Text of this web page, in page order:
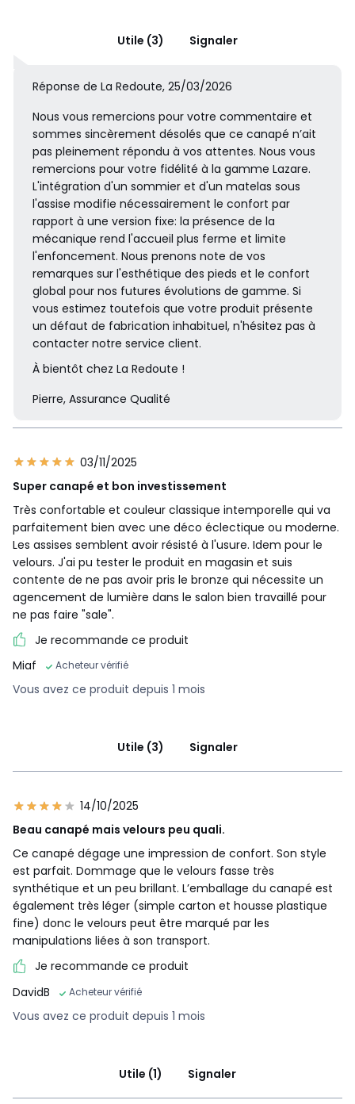
Utile (3) Signaler
Réponse de La Redoute, 25/03/2026
Nous vous remercions pour votre commentaire et
sommes sincèrement désolés que ce canapé n’ait
pas pleinement répondu à vos attentes. Nous vous
remercions pour votre fidélité à la gamme Lazare.
L'intégration d'un sommier et d'un matelas sous
l'assise modifie nécessairement le confort par
rapport à une version fixe: la présence de la
mécanique rend l'accueil plus ferme et limite
l'enfoncement. Nous prenons note de vos
remarques sur l'esthétique des pieds et le confort
global pour nos futures évolutions de gamme. Si
vous estimez toutefois que votre produit présente
un défaut de fabrication inhabituel, n'hésitez pas à
contacter notre service client.
À bientôt chez La Redoute !
Pierre, Assurance Qualité
03/11/2025
Super canapé et bon investissement
Très confortable et couleur classique intemporelle qui va
parfaitement bien avec une déco éclectique ou moderne.
Les assises semblent avoir résisté à l'usure. Idem pour le
velours. J'ai pu tester le produit en magasin et suis
contente de ne pas avoir pris le bronze qui nécessite un
agencement de lumière dans le salon bien travaillé pour
ne pas faire "sale".
Je recommande ce produit
Miaf
Acheteur vérifié
Vous avez ce produit depuis 1 mois
Utile (3) Signaler
14/10/2025
Beau canapé mais velours peu quali.
Ce canapé dégage une impression de confort. Son style
est parfait. Dommage que le velours fasse très
synthétique et un peu brillant. L’emballage du canapé est
également très léger (simple carton et housse plastique
fine) donc le velours peut être marqué par les
manipulations liées à son transport.
Je recommande ce produit
DavidB
Acheteur vérifié
Vous avez ce produit depuis 1 mois
Utile (1) Signaler